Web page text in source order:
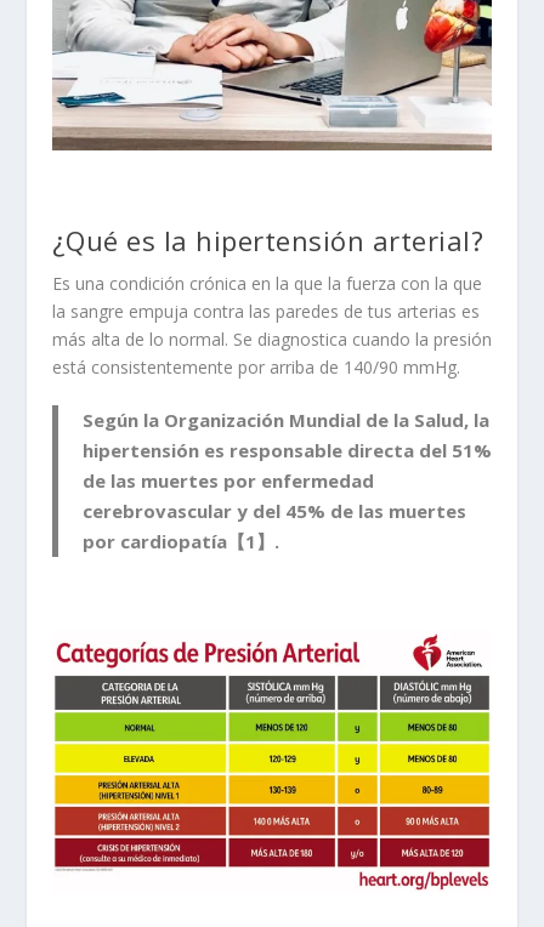
¿Qué es la hipertensión arterial?
Es una condición crónica en la que la fuerza con la que
la sangre empuja contra las paredes de tus arterias es
más alta de lo normal. Se diagnostica cuando la presión
está consistentemente por arriba de 140/90 mmHg.
Según la Organización Mundial de la Salud, la
hipertensión es responsable directa del 51%
de las muertes por enfermedad
cerebrovascular y del 45% de las muertes
por cardiopatía【1】.